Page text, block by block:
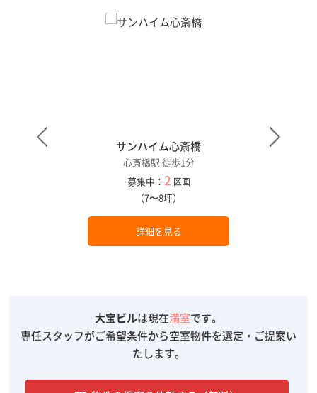
サンハイム心斎橋
心斎橋駅 徒歩1分
募集中： 2 区画
（7〜8坪）
詳細を見る
大宝ビルは現在満室です。
専任スタッフがご希望条件から空室物件を選定・ご提案い
たします。